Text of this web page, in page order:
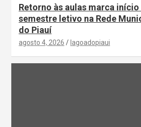
Retorno às aulas marca
semestre letivo na Rede
do Piauí
agosto 4, 2026 lagoadopiaui